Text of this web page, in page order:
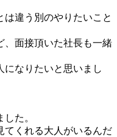
違う別のやりたいこと
、面接頂いた社長も一緒
になりたいと思いまし
た。
てくれる大人がいるんだ